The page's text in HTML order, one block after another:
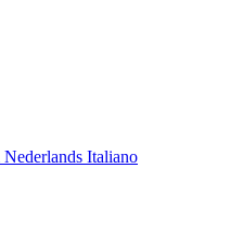
Nederlands Italiano